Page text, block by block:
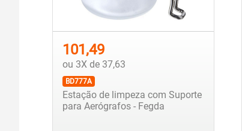
101,49
ou 3X de 37,63
BD777A
Estação de limpeza com Suporte
para Aerógrafos - Fegda